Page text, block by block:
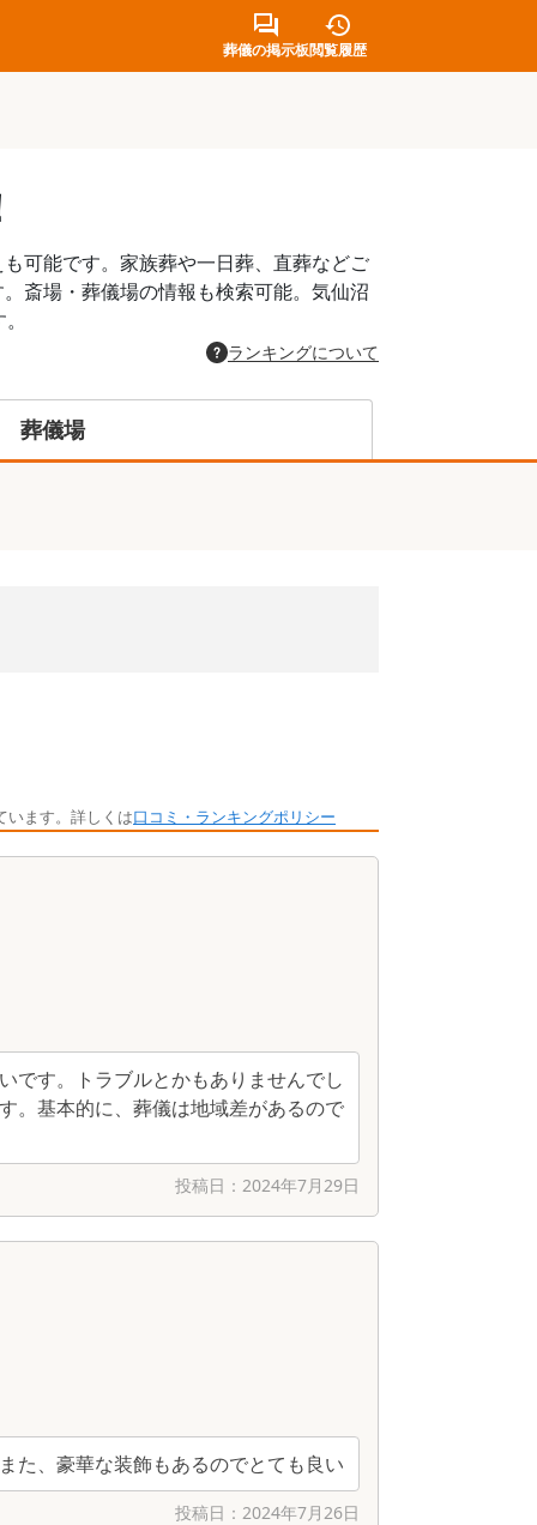
葬儀の掲示板閲覧履歴
可能です。家族葬や一日葬、直葬などご
斎場・葬儀場の情報も検索可能。気仙沼
ランキングについて
葬儀場
います。詳しくは口コミ・ランキングポリシー
です。トラブルとかもありませんでし
。基本的に、葬儀は地域差があるので
投稿日： 2024年7月29日
た、豪華な装飾もあるのでとても良い
投稿日： 2024年7月26日